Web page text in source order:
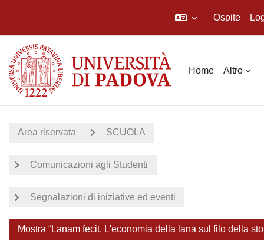
Ospite
Home Altro
Area riservata SCUOLA
Comunicazioni agli Studenti
Segnalazioni di iniziative ed eventi
Mostra “Lanam fecit. L'economia della lana sul filo della